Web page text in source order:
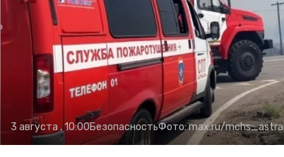
3 августа , 10:00БезопасностьФото:max.ru/